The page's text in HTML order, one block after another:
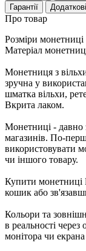
Гарантії
Про товар
Розміри
Матеріал
Монетниця з
зручна у
шматка вільхи,
Вкрита лаком.
Монетниці - давно
магазинів. По-
використовувати
чи іншого товару.
Купити
кошик або
Кольори та
в реальності через
монітора чи